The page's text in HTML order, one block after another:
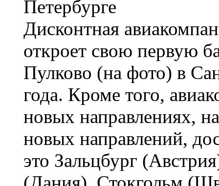
Дисконтная
откроет свою первую
Пулково (на фото) в
года. Кроме того,
новых направлениях,
новых направлений,
это Зальцбург